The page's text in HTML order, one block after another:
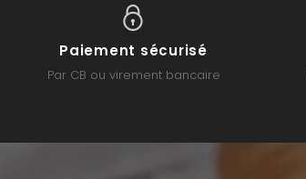
Paiement sécurisé
Par CB ou virement bancaire